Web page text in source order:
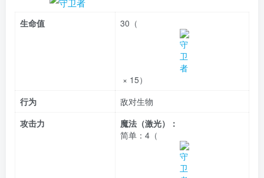
生命值 30（
× 15）
行为
敌对生物
攻击力
魔法（激光）：
简单： 4（